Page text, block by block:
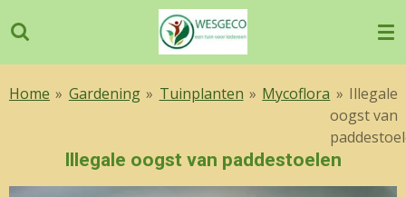
direct
naar
hoofdinhoud
Home » Gardening » Tuinplanten » Mycoflora » Illegale
oogst van
Illegale oogst van paddestoelen